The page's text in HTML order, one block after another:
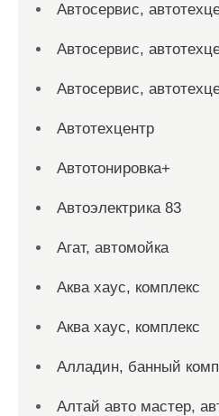
Автосервис,
Автосервис,
Автосервис,
Автотехцентр
Автотонировка+
Автоэлектрика 83
Агат, автомойка
Аква хаус, комплекс
Аква хаус, комплекс
Алладин, банный
Алтай авто мастер,